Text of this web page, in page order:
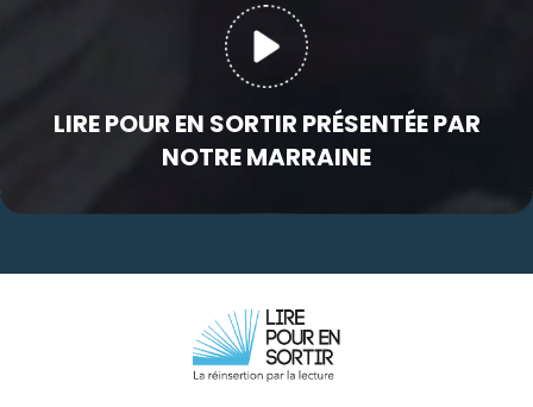
LIRE POUR EN SORTIR PRÉSENTÉE PAR
NOTRE MARRAINE